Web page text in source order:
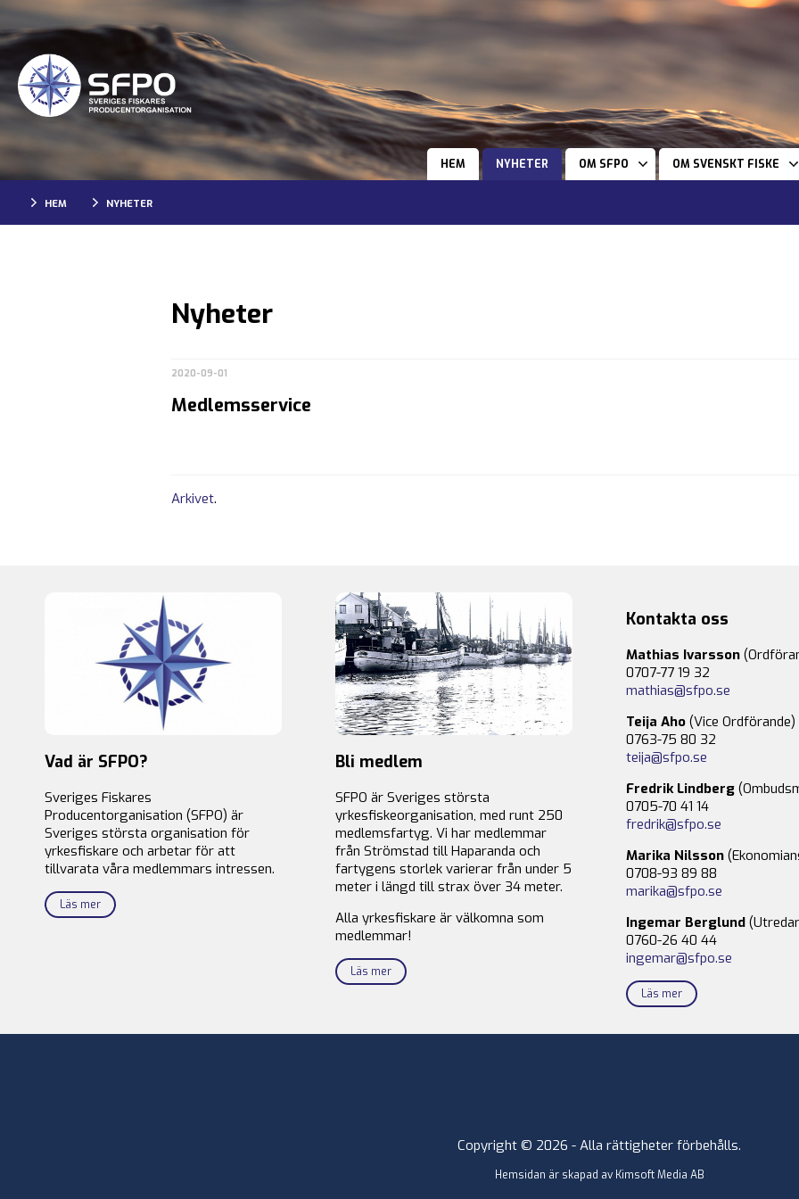
HEM NYHETER OM SFPO OM SVENSKT FISKE
HEM NYHETER
Nyheter
2020-09-01
Medlemsservice
Arkivet.
Vad är SFPO?
Sveriges Fiskares
Producentorganisation (SFPO) är
Sveriges största organisation för
yrkesfiskare och arbetar för att
tillvarata våra medlemmars intressen.
Läs mer
Bli medlem
SFPO är Sveriges största
yrkesfiskeorganisation, med runt 250
medlemsfartyg. Vi har medlemmar
från Strömstad till Haparanda och
fartygens storlek varierar från under 5
meter i längd till strax över 34 meter.
Alla yrkesfiskare är välkomna som
medlemmar!
Läs mer
Kontakta oss
Mathias Ivarsson
0707-77 19 32
mathias@sfpo.se
Teija Aho (Vice Ordförande)
0763-75 80 32
teija@sfpo.se
Fredrik Lindberg
0705-70 41 14
fredrik@sfpo.se
Marika Nilsson
0708-93 89 88
marika@sfpo.se
Ingemar Berglund
0760-26 40 44
ingemar@sfpo.se
Läs mer
Copyright © 2026 - Alla rättigheter förbehålls.
Hemsidan är skapad av Kimsoft Media AB